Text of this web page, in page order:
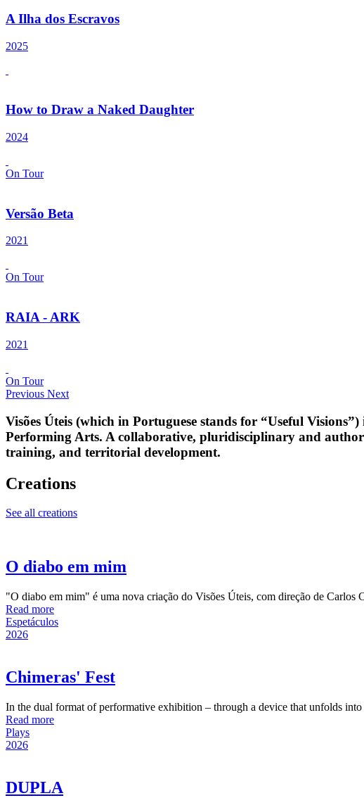
A Ilha dos Escravos
2025
How to Draw a Naked Daughter
2024
On Tour
Versão Beta
2021
On Tour
RAIA - ARK
2021
On Tour
Previous Next
Visões Úteis (which in Portuguese stands for “Useful
Performing Arts. A collaborative, pluridisciplinary and
training, and territorial development.
Creations
See all creations
O diabo em mim
"O diabo em mim" é uma nova criação do Visões Úteis, com direção de Carlos
Read more
Espetáculos
2026
Chimeras' Fest
In the dual format of performative exhibition – through a device that unfolds
Read more
Plays
2026
DUPLA